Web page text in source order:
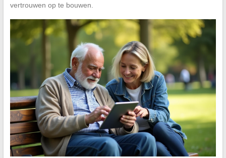
vertrouwen op te bouwen.